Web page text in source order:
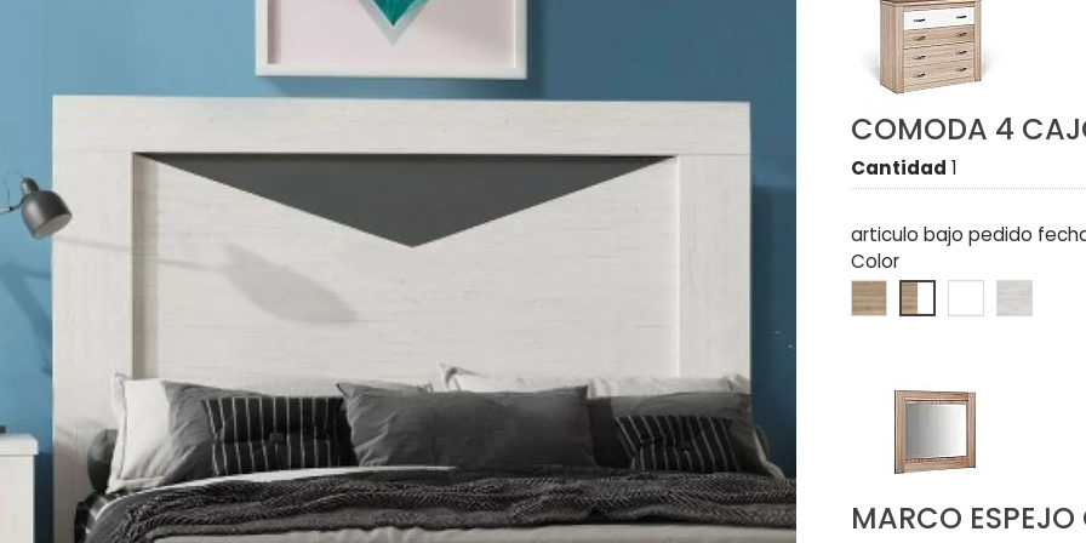
COMODA 4
Cantidad 1
articulo bajo pedido
Color
MARCO